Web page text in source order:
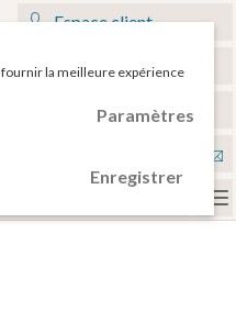
voir vos accessoires
Espace client
Mon panier
Français
la meilleure expérience
Paramètres
Enregistrer